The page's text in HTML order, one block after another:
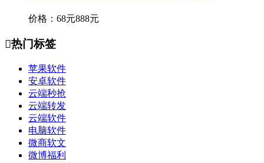
价格： 68元888元
热门标签
苹果软件
安卓软件
云端秒抢
云端转发
云端软件
电脑软件
微商软文
微博福利